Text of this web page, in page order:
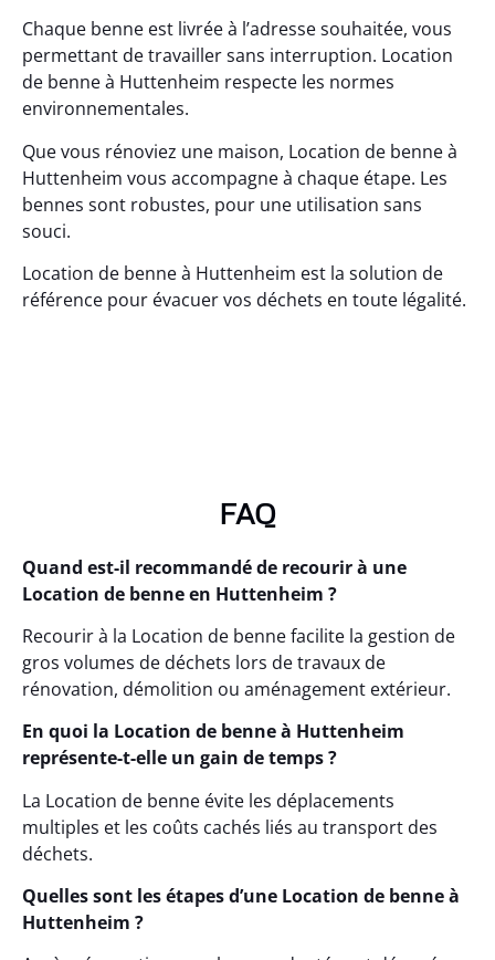
Chaque benne est livrée à l’adresse souhaitée, vous
permettant de travailler sans interruption. Location
de benne à Huttenheim respecte les normes
environnementales.
Que vous rénoviez une maison, Location de benne à
Huttenheim vous accompagne à chaque étape. Les
bennes sont robustes, pour une utilisation sans
souci.
Location de benne à Huttenheim est la solution de
référence pour évacuer vos déchets en toute légalité.
FAQ
Quand est-il recommandé de recourir à une
Location de benne en Huttenheim ?
Recourir à la Location de benne facilite la gestion de
gros volumes de déchets lors de travaux de
rénovation, démolition ou aménagement extérieur.
En quoi la Location de benne à Huttenheim
représente-t-elle un gain de temps ?
La Location de benne évite les déplacements
multiples et les coûts cachés liés au transport des
déchets.
Quelles sont les étapes d’une Location de benne à
Huttenheim ?